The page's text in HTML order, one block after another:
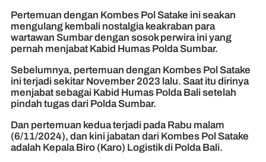
Pertemuan dengan Kombes Pol Satake ini seakan
mengulang kembali nostalgia keakraban para
wartawan Sumbar dengan sosok perwira ini yang
pernah menjabat Kabid Humas Polda Sumbar.
Sebelumnya, pertemuan dengan Kombes Pol Satake
ini terjadi sekitar November 2023 lalu. Saat itu dirinya
menjabat sebagai Kabid Humas Polda Bali setelah
pindah tugas dari Polda Sumbar.
Dan pertemuan kedua terjadi pada Rabu malam
(6/11/2024), dan kini jabatan dari Kombes Pol Satake
adalah Kepala Biro (Karo) Logistik di Polda Bali.